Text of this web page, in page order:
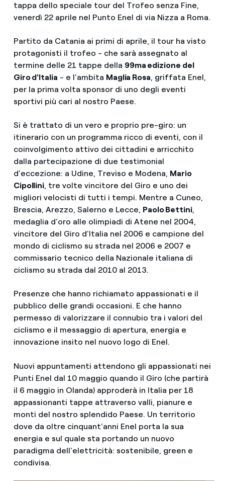
tappa dello speciale tour del Trofeo senza Fine,
venerdì 22 aprile nel Punto Enel di via Nizza a Roma.
Partito da Catania ai primi di aprile, il tour ha visto
protagonisti il trofeo - che sarà assegnato al
termine delle 21 tappe della 99ma edizione del
Giro d'Italia - e l'ambita Maglia Rosa, griffata Enel,
per la prima volta sponsor di uno degli eventi
sportivi più cari al nostro Paese.
Si è trattato di un vero e proprio pre-giro: un
itinerario con un programma ricco di eventi, con il
coinvolgimento attivo dei cittadini e arricchito
dalla partecipazione di due testimonial
d’eccezione: a Udine, Treviso e Modena, Mario
Cipollini, tre volte vincitore del Giro e uno dei
migliori velocisti di tutti i tempi. Mentre a Cuneo,
Brescia, Arezzo, Salerno e Lecce, Paolo Bettini,
medaglia d'oro alle olimpiadi di Atene nel 2004,
vincitore del Giro d'Italia nel 2006 e campione del
mondo di ciclismo su strada nel 2006 e 2007 e
commissario tecnico della Nazionale italiana di
ciclismo su strada dal 2010 al 2013.
Presenze che hanno richiamato appassionati e il
pubblico delle grandi occasioni. E che hanno
permesso di valorizzare il connubio tra i valori del
ciclismo e il messaggio di apertura, energia e
innovazione insito nel nuovo logo di Enel.
Nuovi appuntamenti attendono gli appassionati nei
Punti Enel dal 10 maggio quando il Giro (che partirà
il 6 maggio in Olanda) approderà in Italia per 18
appassionanti tappe attraverso valli, pianure e
monti del nostro splendido Paese. Un territorio
dove da oltre cinquant'anni Enel porta la sua
energia e sul quale sta portando un nuovo
paradigma dell'elettricità: sostenibile, green e
condivisa.